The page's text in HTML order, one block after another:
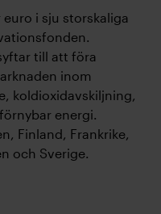
euro i sju storskaliga
till att föra
inom
koldioxidavskiljning,
energi.
Finland, Frankrike,
och Sverige.